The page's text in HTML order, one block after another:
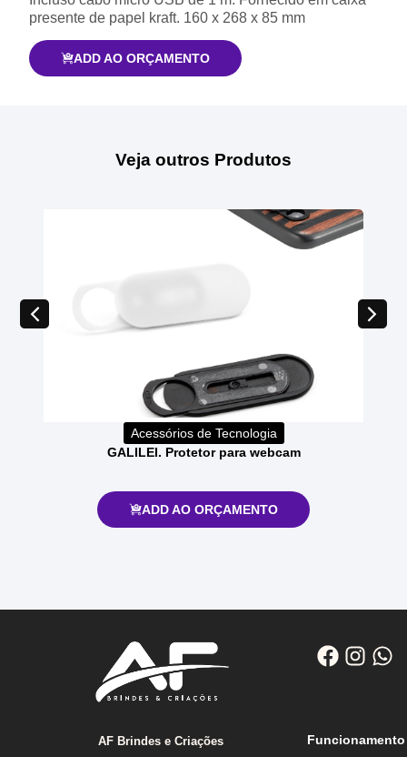
presente de papel kraft. 160 x 268 x 85 mm
ADD AO ORÇAMENTO
Veja outros Produtos
Acessórios de Tecnologia
GALILEI. Protetor para webcam
ADD AO ORÇAMENTO
AF Brindes e Criações Funcionamento